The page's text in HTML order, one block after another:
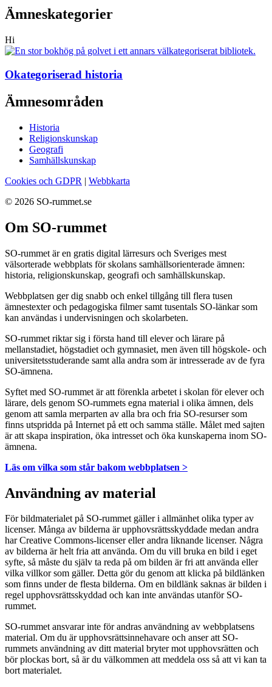
Ämneskategorier
Hi
Okategoriserad historia
Ämnesområden
Historia
Religionskunskap
Geografi
Samhällskunskap
Cookies och GDPR | Webbkarta
© 2026 SO-rummet.se
Om SO-rummet
SO-rummet är en gratis digital lärresurs och Sveriges mest
välsorterade webbplats för skolans samhällsorienterade ämnen:
historia, religionskunskap, geografi och samhällskunskap.
Webbplatsen ger dig snabb och enkel tillgång till flera tusen
ämnestexter och pedagogiska filmer samt tusentals SO-länkar som
kan användas i undervisningen och skolarbeten.
SO-rummet riktar sig i första hand till elever och lärare på
mellanstadiet, högstadiet och gymnasiet, men även till högskole- och
universitetsstuderande samt alla andra som är intresserade av de fyra
SO-ämnena.
Syftet med SO-rummet är att förenkla arbetet i skolan för elever och
lärare, dels genom SO-rummets egna material i olika ämnen, dels
genom att samla merparten av alla bra och fria SO-resurser som
finns utspridda på Internet på ett och samma ställe. Målet med sajten
är att skapa inspiration, öka intresset och öka kunskaperna inom SO-
ämnena.
Läs om vilka som står bakom webbplatsen >
Användning av material
För bildmaterialet på SO-rummet gäller i allmänhet olika typer av
licenser. Många av bilderna är upphovsrättsskyddade medan andra
har Creative Commons-licenser eller andra liknande licenser. Några
av bilderna är helt fria att använda. Om du vill bruka en bild i eget
syfte, så måste du själv ta reda på om bilden är fri att använda eller
vilka villkor som gäller. Detta gör du genom att klicka på bildlänken
som finns under de flesta bilderna. Om en bildlänk saknas är bilden i
regel upphovsrättsskyddad och kan inte användas utanför SO-
rummet.
SO-rummet ansvarar inte för andras användning av webbplatsens
material. Om du är upphovsrättsinnehavare och anser att SO-
rummets användning av ditt material bryter mot upphovsrätten och
bör plockas bort, så är du välkommen att meddela oss så att vi kan ta
bort materialet.